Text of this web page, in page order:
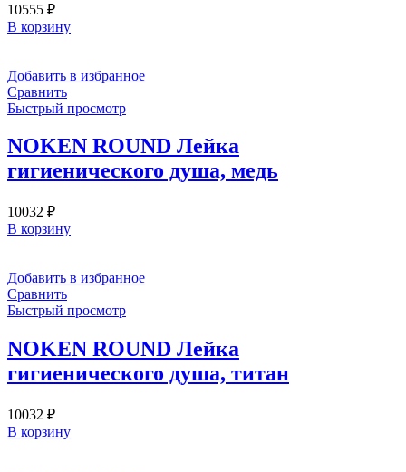
10555 ₽
В корзину
Добавить в избранное
Сравнить
Быстрый просмотр
NOKEN ROUND Лейка
гигиенического душа, медь
10032 ₽
В корзину
Добавить в избранное
Сравнить
Быстрый просмотр
NOKEN ROUND Лейка
гигиенического душа, титан
10032 ₽
В корзину